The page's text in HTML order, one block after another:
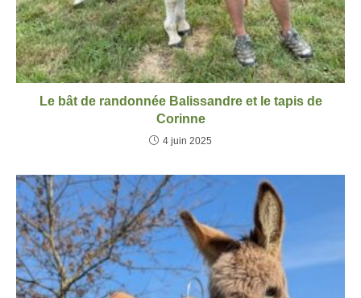
Le bât de randonnée Balissandre et le tapis de
Corinne
4 juin 2025